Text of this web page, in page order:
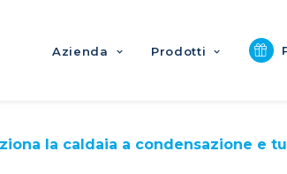
Azienda Prodotti
la caldaia a condensazione e